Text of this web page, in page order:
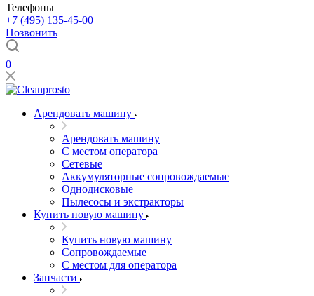
Телефоны
+7 (495) 135-45-00
Позвонить
0
Арендовать машину
Арендовать машину
С местом оператора
Сетевые
Аккумуляторные сопровождаемые
Однодисковые
Пылесосы и экстракторы
Купить новую машину
Купить новую машину
Сопровождаемые
С местом для оператора
Запчасти